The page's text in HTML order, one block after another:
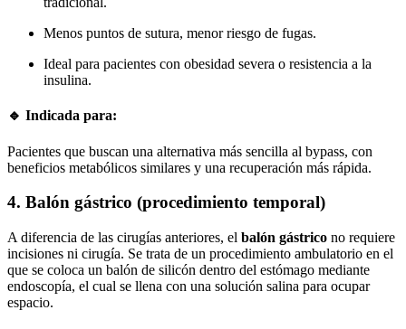
Menos puntos de sutura, menor riesgo de fugas.
Ideal para pacientes con obesidad severa o resistencia a la
insulina.
🔹 Indicada para:
Pacientes que buscan una alternativa más sencilla al bypass, con
beneficios metabólicos similares y una recuperación más rápida.
4. Balón gástrico (procedimiento temporal)
A diferencia de las cirugías anteriores, el balón gástrico no requiere
incisiones ni cirugía. Se trata de un procedimiento ambulatorio en el
que se coloca un balón de silicón dentro del estómago mediante
endoscopía, el cual se llena con una solución salina para ocupar
espacio.